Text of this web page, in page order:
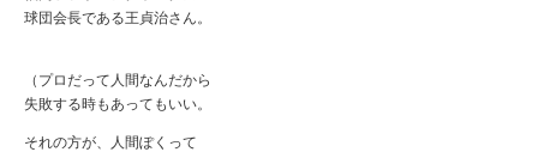
球団会長である王貞治さん。
（プロだって人間なんだから
失敗する時もあってもいい。
それの方が、人間ぽくって